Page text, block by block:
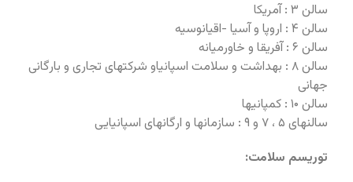
سالن ۳ : آمریکا
سالن ۴ : اروپا و آسیا -اقیانوسیه
سالن ۶ : آفریقا و خاورمیانه
سالن ۸ : بهداشت و سلامت اسپانیاو شرکتهای تجاری و بارگانی
جهانی
سالن ۱۰ : کمپانیها
سالنهای ۵ ، ۷ و ۹ : سازمانها و ارگانهای اسپانیایی
توریسم سلامت: